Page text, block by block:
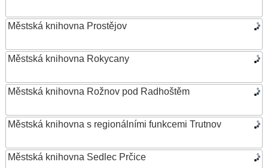
Městská knihovna Prostějov
Městská knihovna Rokycany
Městská knihovna Rožnov pod Radhoštěm
Městská knihovna s regionálními funkcemi Trutnov
Městská knihovna Sedlec Prčice